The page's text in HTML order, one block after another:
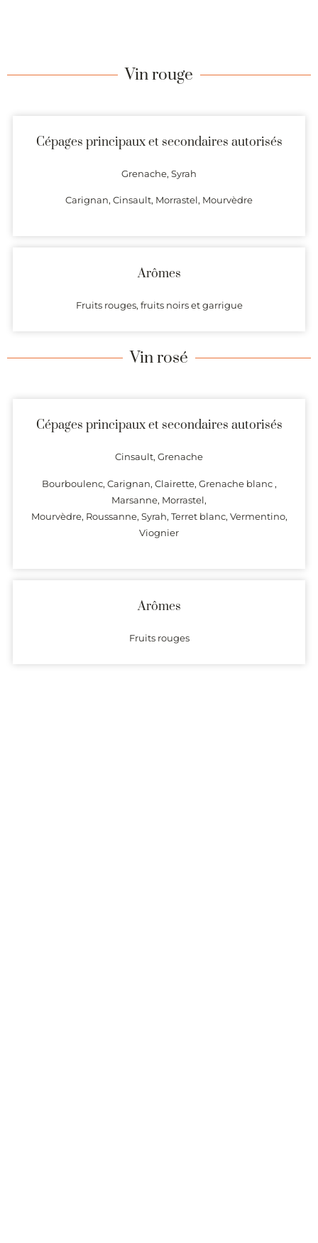
Vin rouge
Cépages principaux et secondaires autorisés
Grenache, Syrah
Carignan, Cinsault, Morrastel, Mourvèdre
Arômes
Fruits rouges, fruits noirs et garrigue
Vin rosé
Cépages principaux et secondaires autorisés
Cinsault, Grenache
Bourboulenc, Carignan, Clairette, Grenache blanc ,
Marsanne, Morrastel,
Mourvèdre, Roussanne, Syrah, Terret blanc, Vermentino,
Viognier
Arômes
Fruits rouges